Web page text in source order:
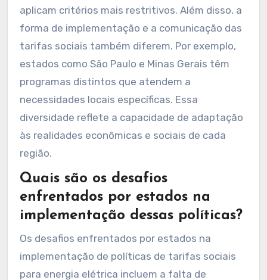
aplicam critérios mais restritivos. Além disso, a
forma de implementação e a comunicação das
tarifas sociais também diferem. Por exemplo,
estados como São Paulo e Minas Gerais têm
programas distintos que atendem a
necessidades locais específicas. Essa
diversidade reflete a capacidade de adaptação
às realidades econômicas e sociais de cada
região.
Quais são os desafios
enfrentados por estados na
implementação dessas políticas?
Os desafios enfrentados por estados na
implementação de políticas de tarifas sociais
para energia elétrica incluem a falta de